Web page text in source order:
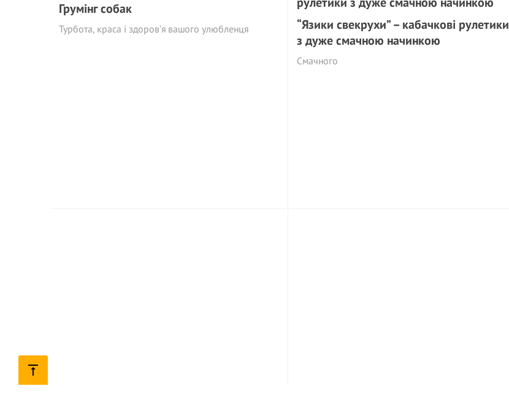
Грумінг собак
Турбота, краса і здоров’я вашого улюбленця
“Язики свекрухи” – кабачкові рулетики
з дуже смачною начинкою
Cмачного